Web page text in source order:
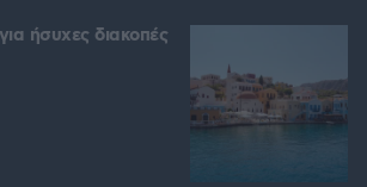
ήσυχες διακοπές